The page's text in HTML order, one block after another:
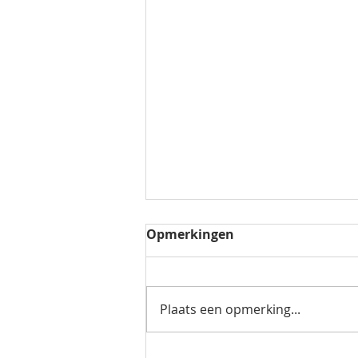
Opmerkingen
Plaats een opmerking...